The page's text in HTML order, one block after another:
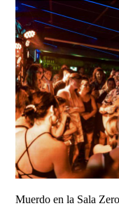
Muerdo en la Sala